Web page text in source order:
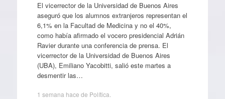
El vicerrector de la Universidad de Buenos Aires
aseguró que los alumnos extranjeros representan el
6,1% en la Facultad de Medicina y no el 40%,
como había afirmado el vocero presidencial Adrián
Ravier durante una conferencia de prensa. El
vicerrector de la Universidad de Buenos Aires
(UBA), Emiliano Yacobitti, salió este martes a
desmentir las…
1 semana hace de Política